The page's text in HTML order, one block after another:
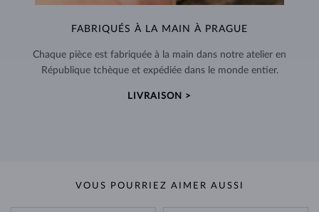
FABRIQUÉS À LA MAIN À PRAGUE
Chaque pièce est fabriquée à la main dans notre atelier en
République tchèque et expédiée dans le monde entier.
LIVRAISON >
VOUS POURRIEZ AIMER AUSSI